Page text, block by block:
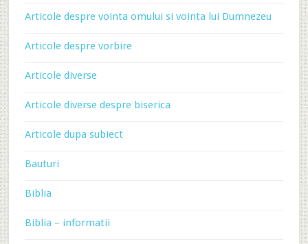
Articole despre vointa omului si vointa lui Dumnezeu
Articole despre vorbire
Articole diverse
Articole diverse despre biserica
Articole dupa subiect
Bauturi
Biblia
Biblia – informatii